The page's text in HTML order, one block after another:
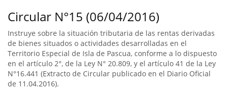
Circular N°15 (06/04/2016)
Instruye sobre la situación tributaria de las rentas derivadas
de bienes situados o actividades desarrolladas en el
Territorio Especial de Isla de Pascua, conforme a lo dispuesto
en el artículo 2°, de la Ley N° 20.809, y el artículo 41 de la Ley
N°16.441 (Extracto de Circular publicado en el Diario Oficial
de 11.04.2016).